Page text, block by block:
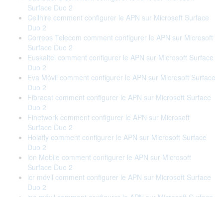
Surface Duo 2
Cellhire comment configurer le APN sur Microsoft Surface
Duo 2
Correos Telecom comment configurer le APN sur Microsoft
Surface Duo 2
Euskaltel comment configurer le APN sur Microsoft Surface
Duo 2
Eva Móvil comment configurer le APN sur Microsoft Surface
Duo 2
Fibracat comment configurer le APN sur Microsoft Surface
Duo 2
Finetwork comment configurer le APN sur Microsoft
Surface Duo 2
Holafly comment configurer le APN sur Microsoft Surface
Duo 2
ion Mobile comment configurer le APN sur Microsoft
Surface Duo 2
lcr móvil comment configurer le APN sur Microsoft Surface
Duo 2